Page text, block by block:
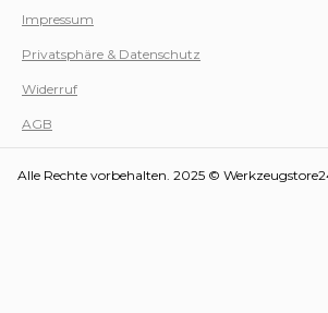
Impressum
Privatsphäre & Datenschutz
Widerruf
AGB
Alle Rechte vorbehalten. 2025 ©